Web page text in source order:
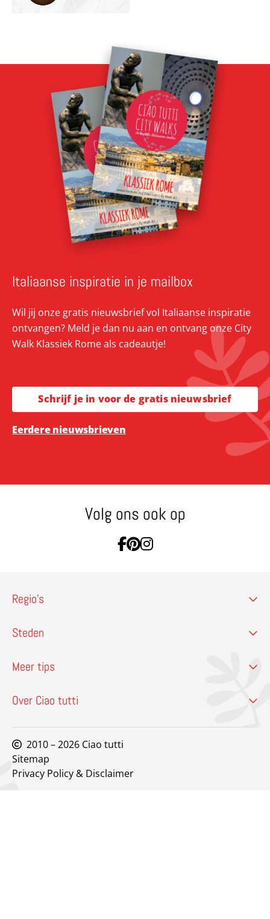
Italiaanse inspiratie in je mailbox
Wil jij onze gratis nieuwsbrief vol Italiaanse inspiratie
ontvangen? Meld je dan nu aan en ontvang onze City
Walk Klassiek Rome als cadeautje!
Schrijf je in voor de gratis nieuwsbrief
Eerdere nieuwsbrieven
Volg ons ook op
Ga naar Facebook
Ga naar Pinterest
Ga naar Instagram
Regio’s
Steden
Meer tips
Over Ciao tutti
2010 – 2026 Ciao tutti
Sitemap
Privacy Policy & Disclaimer